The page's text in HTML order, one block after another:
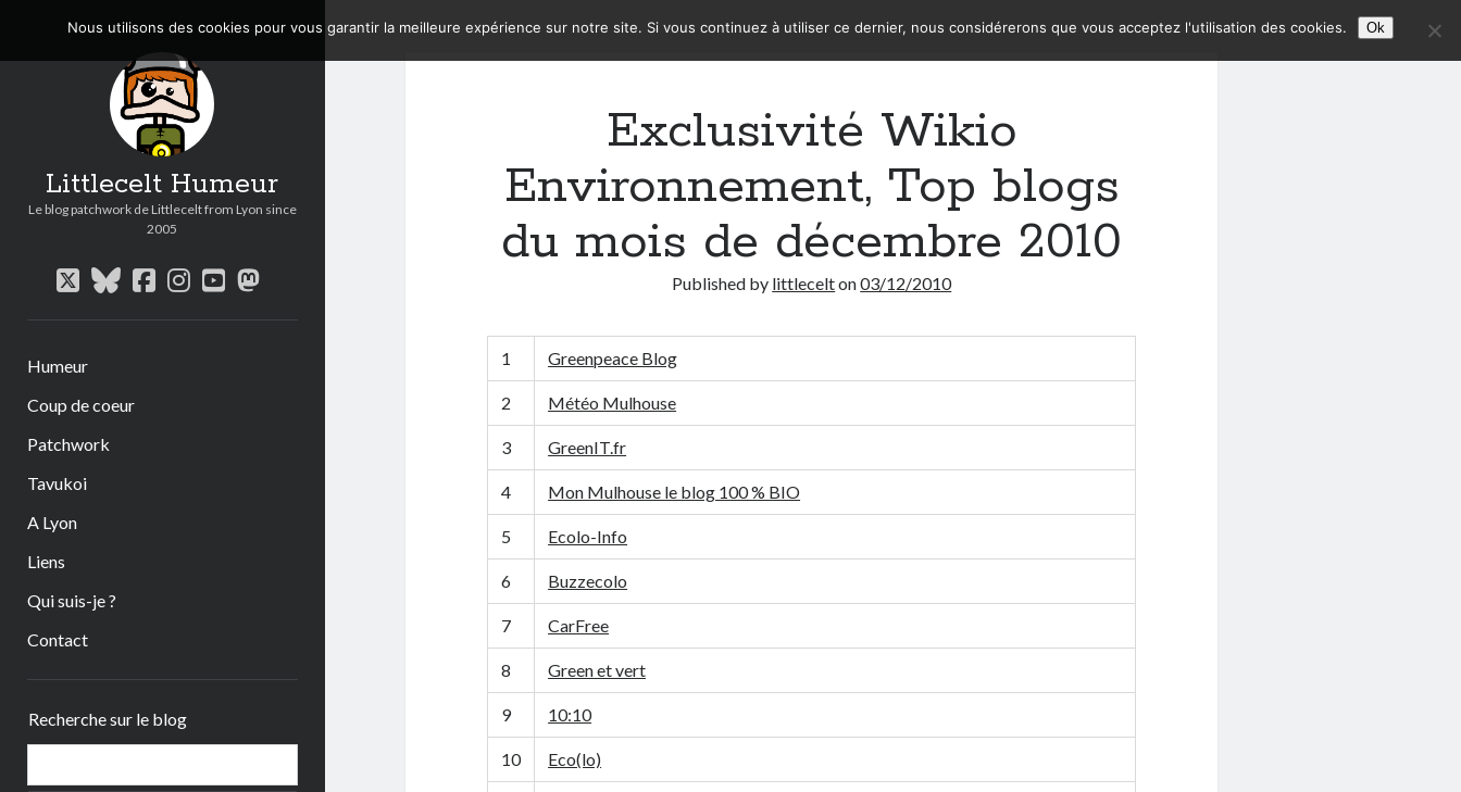
Littlecelt Humeur
Le blog patchwork de Littlecelt from Lyon since
2005
twitterbluesky
facebook
instagram
youtube
mastodon
Humeur
Coup de coeur
Patchwork
Tavukoi
A Lyon
Liens
Qui suis-je ?
Contact
Recherche sur le blog
Exclusivité Wikio
Environnement, Top blogs
du mois de décembre 2010
Published by littlecelton03/12/2010
1 Greenpeace Blog
2 Météo Mulhouse
3 GreenIT.fr
4 Mon Mulhouse le blog 100 % BIO
5 Ecolo-Info
6 Buzzecolo
7 CarFree
8 Green et vert
9 10:10
10 Eco(lo)
Nous utilisons des cookies pour vous garantir la meilleure expérience sur notre site. Si vous continuez à utiliser ce dernier, nous considérerons que vous acceptez l'utilisation des cookies. Ok